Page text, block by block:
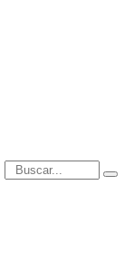
Introduce términos de